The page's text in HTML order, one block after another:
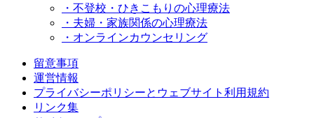
・不登校・ひきこもりの心理療法
・夫婦・家族関係の心理療法
・オンラインカウンセリング
留意事項
運営情報
プライバシーポリシーとウェブサイト利用規約
リンク集